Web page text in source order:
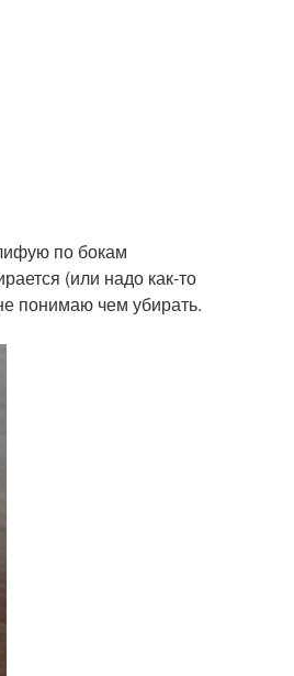
по бокам
(или надо как-то
понимаю чем убирать.